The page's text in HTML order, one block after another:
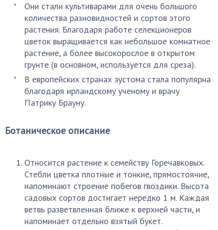
Они стали культиварами для очень большого
количества разновидностей и сортов этого
растения. Благодаря работе селекционеров
цветок выращивается как небольшое комнатное
растение, а более высокорослое в открытом
грунте (в основном, используется для среза).
В европейских странах эустома стала популярна
благодаря ирландскому ученому и врачу
Патрику Брауну.
Ботаническое описание
Относится растение к семейству Горечавковых.
Стебли цветка плотные и тонкие, прямостоячие,
напоминают строение побегов гвоздики. Высота
садовых сортов достигает нередко 1 м. Каждая
ветвь разветвленная ближе к верхней части, и
напоминает отдельно взятый букет.